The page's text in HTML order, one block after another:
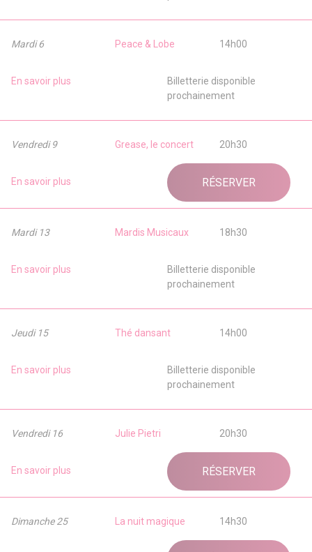
Mardi 6 Peace & Lobe 14h00
En savoir plus
Billetterie disponible
prochainement
Vendredi 9 Grease, le concert 20h30
En savoir plus RÉSERVER
Mardi 13 Mardis Musicaux 18h30
En savoir plus
Billetterie disponible
prochainement
Jeudi 15 Thé dansant 14h00
En savoir plus
Billetterie disponible
prochainement
Vendredi 16 Julie Pietri 20h30
En savoir plus RÉSERVER
Dimanche 25 La nuit magique 14h30